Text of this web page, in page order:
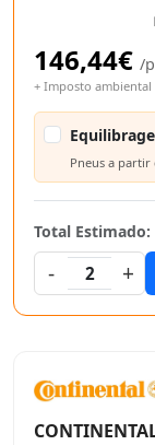
146,44€ /
+ Imposto ambiental
Pneus a partir
Total Estimado:
-
2 +